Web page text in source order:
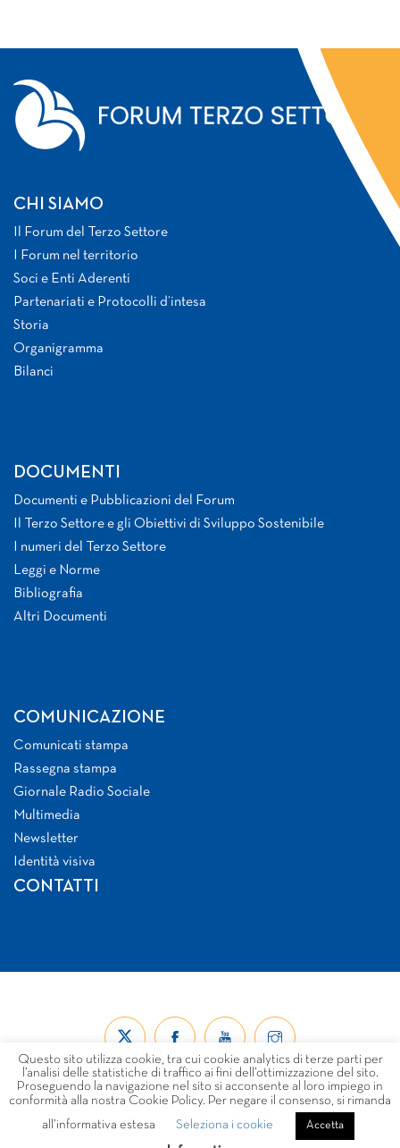
CHI SIAMO
Il Forum del Terzo Settore
I Forum nel territorio
Soci e Enti Aderenti
Partenariati e Protocolli d’intesa
Storia
Organigramma
Bilanci
DOCUMENTI
Documenti e Pubblicazioni del Forum
Il Terzo Settore e gli Obiettivi di Sviluppo Sostenibile
I numeri del Terzo Settore
Leggi e Norme
Bibliografia
Altri Documenti
COMUNICAZIONE
Comunicati stampa
Rassegna stampa
Giornale Radio Sociale
Multimedia
Newsletter
Identità visiva
CONTATTI
© Forum Nazionale del Terzo Settore ETS 2026
COOKIE POLICY DISCLAIMER
Questo sito utilizza cookie, tra cui cookie analytics di terze parti per
l’analisi delle statistiche di traffico ai fini dell’ottimizzazione del sito.
Proseguendo la navigazione nel sito si acconsente al loro impiego in
conformità alla nostra Cookie Policy. Per negare il consenso, si rimanda
all’informativa estesa
Seleziona i cookie Accetta